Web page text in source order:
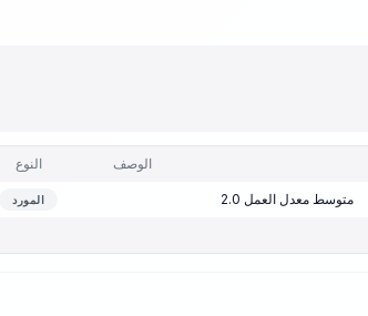
الوصف النوع
متوسط معدل العمل 2.0 المورد